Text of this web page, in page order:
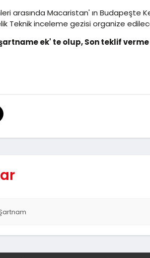
arasında Macaristan' ın Budapeşte
Teknik inceleme gezisi organize
ek' te olup, Son teklif verme